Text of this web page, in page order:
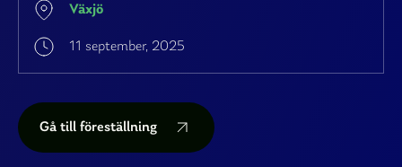
Växjö
11 september, 2025
Gå till föreställning